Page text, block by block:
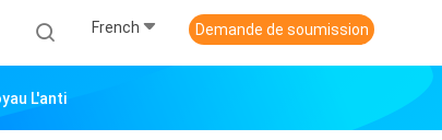
French Demande de soumission
L'anti